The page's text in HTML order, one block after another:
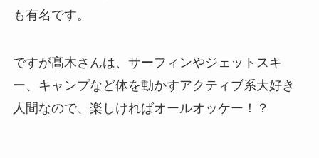
も有名です。
ですが髙木さんは、サーフィンやジェットスキ
ー、キャンプなど体を動かすアクティブ系大好き
人間なので、楽しければオールオッケー！？